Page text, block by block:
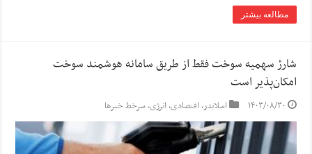
مطالعه بیشتر
شارژ سهمیه سوخت فقط از طریق سامانه هوشمند سوخت
امکان‌پذیر است
۱۴۰۳/۰۸/۳۰ اسلایدر,اقتصادی,انرژی,سرخط خبرها